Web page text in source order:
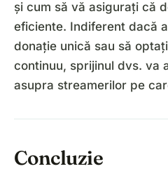
și cum să vă asigurați că
eficiente. Indiferent dacă
donație unică sau să
continuu, sprijinul dvs. va
asupra streamerilor pe
Concluzie